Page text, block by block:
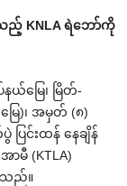
ည့် KNLA ရဲဘော်ကို
မြေ၊ မြိတ်-
ေ)၊ အမှတ် (၈)
ပြင်းထန် နေချိန်
မီ (KTLA)
သည်။